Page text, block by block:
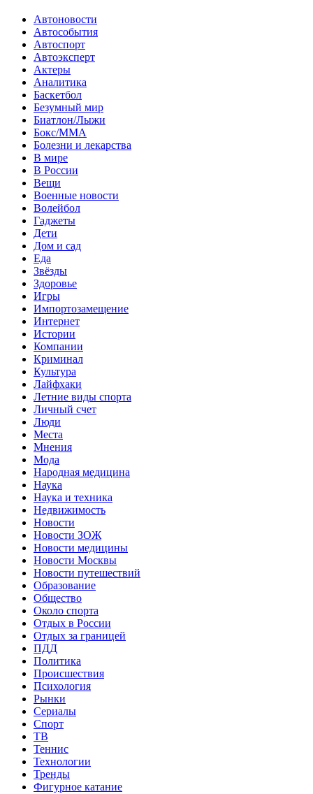
Автоновости
Автособытия
Автоспорт
Автоэксперт
Актеры
Аналитика
Баскетбол
Безумный мир
Биатлон/Лыжи
Бокс/MMA
Болезни и лекарства
В мире
В России
Вещи
Военные новости
Волейбол
Гаджеты
Дети
Дом и сад
Еда
Звёзды
Здоровье
Игры
Импортозамещение
Интернет
Истории
Компании
Криминал
Культура
Лайфхаки
Летние виды спорта
Личный счет
Люди
Места
Мнения
Мода
Народная медицина
Наука
Наука и техника
Недвижимость
Новости
Новости ЗОЖ
Новости медицины
Новости Москвы
Новости путешествий
Образование
Общество
Около спорта
Отдых в России
Отдых за границей
ПДД
Политика
Происшествия
Психология
Рынки
Сериалы
Спорт
ТВ
Теннис
Технологии
Тренды
Фигурное катание